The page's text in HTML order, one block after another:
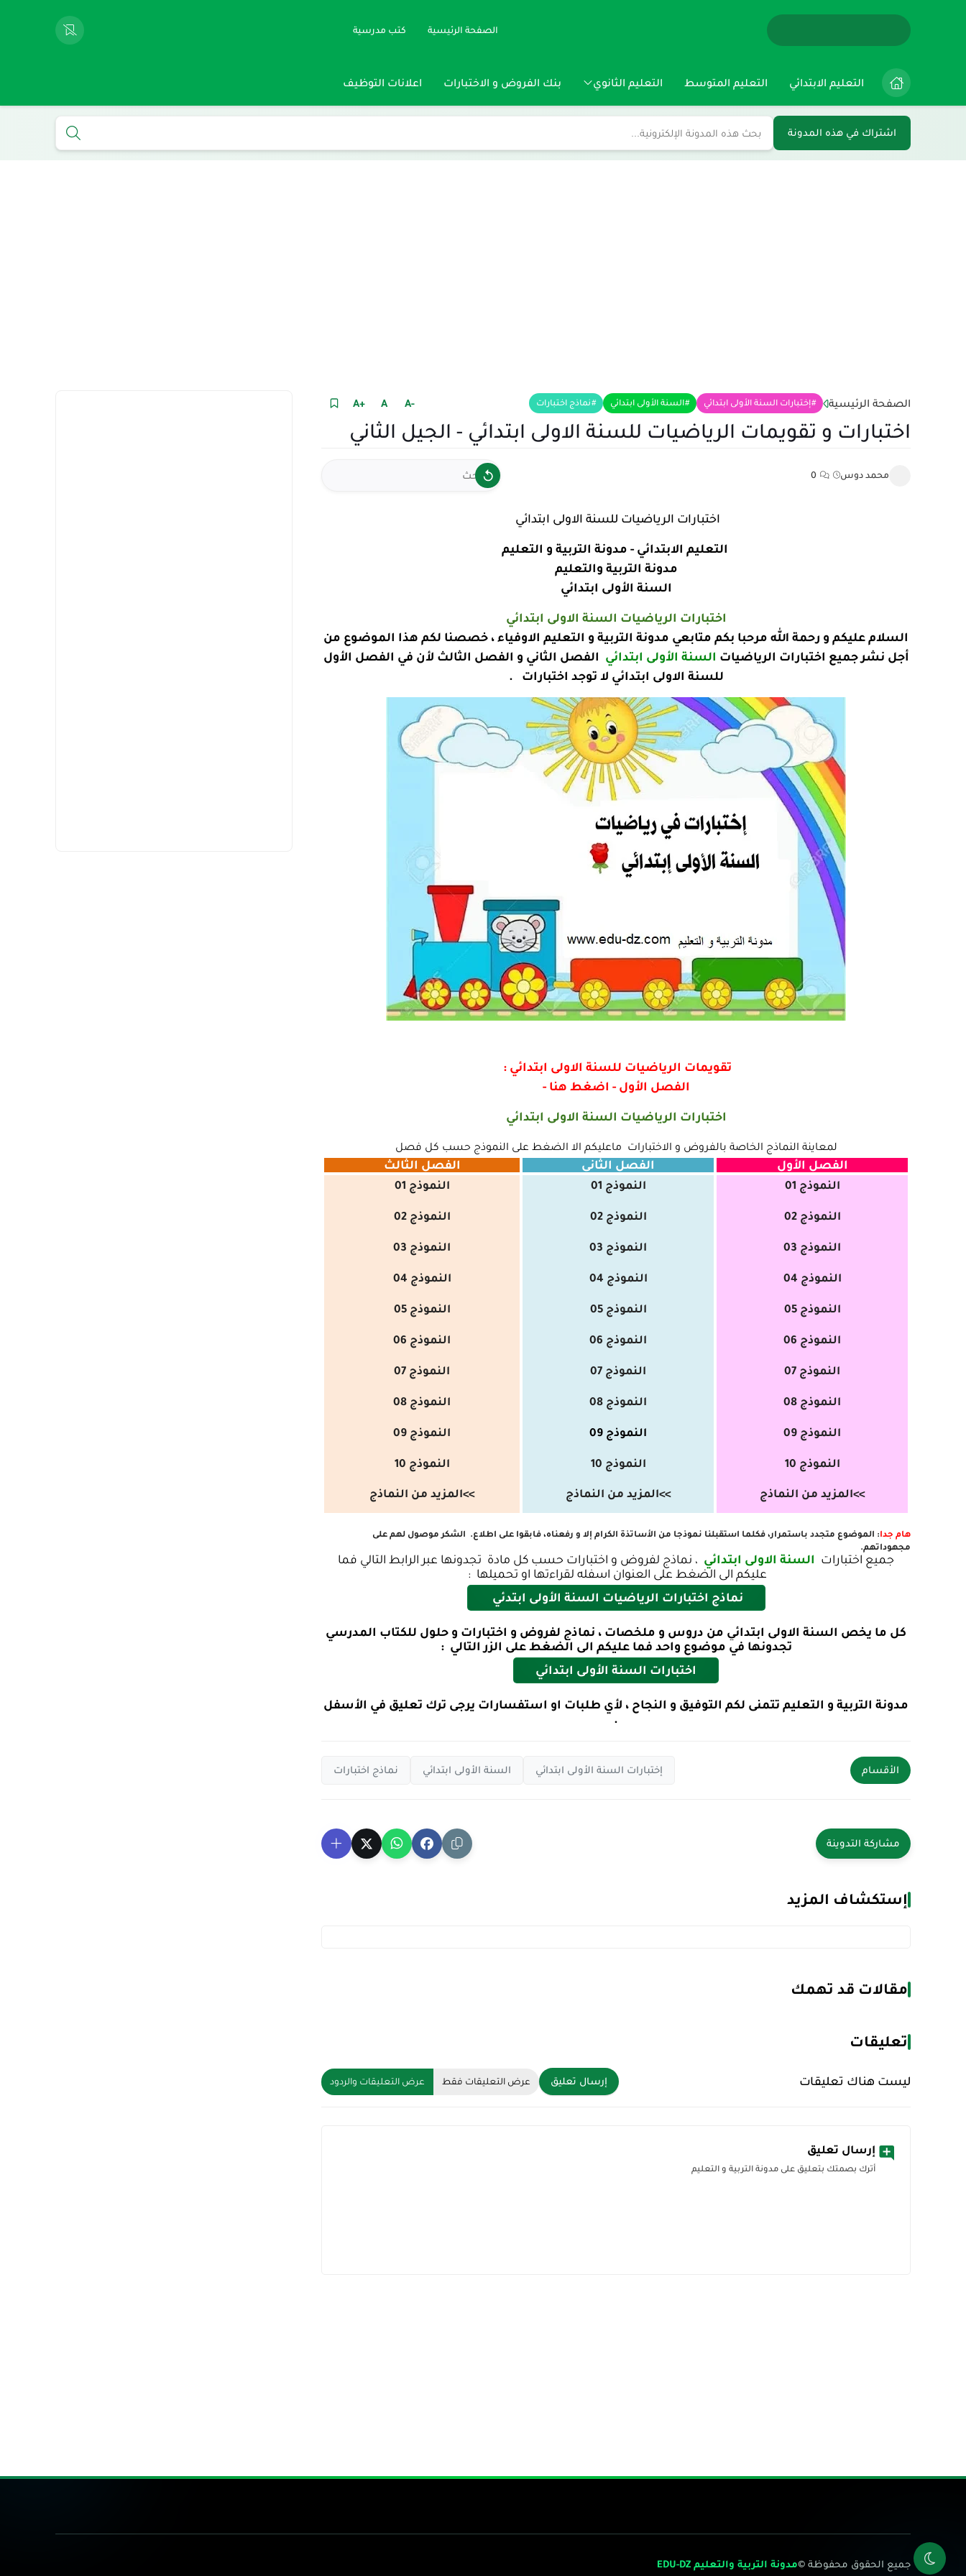
الصفحة الرئيسية كتب مدرسية
التعليم الابتدائي التعليم المتوسط التعليم الثانوي بنك الفروض و الاختبارات اعلانات التوظيف
اشتراك في هذه المدونة
الصفحة الرئيسية إختبارات السنة الأولى ابتدائي السنة الأولى ابتدائي نماذج اختبارات +A A -A
اختبارات و تقويمات الرياضيات للسنة الاولى ابتدائي - الجيل الثاني
محمد دوس 0
اختبارات الرياضيات للسنة الاولى ابتدائي
التعليم الابتدائي - مدونة التربية و التعليم
مدونة التربية والتعليم
السنة الأولى ابتدائي
اختبارات الرياضيات السنة الاولى ابتدائي
السلام عليكم و رحمة الله مرحبا بكم متابعي مدونة التربية و التعليم الاوفياء ، خصصنا لكم هذا الموضوع من
أجل نشر جميع اختبارات الرياضيات السنة الأولى ابتدائي الفصل الثاني و الفصل الثالث لأن في الفصل الأول
للسنة الاولى ابتدائي لا توجد اختبارات .
تقويمات الرياضيات للسنة الاولى ابتدائي :
الفصل الأول - اضغط هنا-
اختبارات الرياضيات السنة الاولى ابتدائي
لمعاينة النماذج الخاصة بالفروض و الاختبارات ماعليكم الا الضغط على النموذج حسب كل فصل
الفصل الأول الفصل الثاني الفصل الثالث
النموذج 01
النموذج 02
النموذج 03
النموذج 04
النموذج 05
النموذج 06
النموذج 07
النموذج 08
النموذج 09
النموذج 10
>>المزيد من النماذج
النموذج 01
النموذج 02
النموذج 03
النموذج 04
النموذج 05
النموذج 06
النموذج 07
النموذج 08
النموذج 09
النموذج 10
>>المزيد من النماذج
النموذج 01
النموذج 02
النموذج 03
النموذج 04
النموذج 05
النموذج 06
النموذج 07
النموذج 08
النموذج 09
النموذج 10
>>المزيد من النماذج
هام جدا: الموضوع متجدد باستمرار، فكلما استقبلنا نموذجا من الأساتذة الكرام إلا و رفعناه، فابقوا على اطلاع.
الشكر موصول لهم على
مجهوداتهم.
جميع اختبارات السنة الاولى ابتدائي ، نماذج لفروض و اختبارات حسب كل مادة تجدونها عبر الرابط التالي فما
عليكم الى الضغط على العنوان اسفله لقراءتها او تحميلها :
نماذج اختبارات الرياضيات السنة الأولى ابتدئي
كل ما يخص السنة الاولى ابتدائي من دروس و ملخصات ، نماذج لفروض و اختبارات و حلول للكتاب المدرسي
تجدونها في موضوع واحد فما عليكم الى الضغط على الزر التالي :
اختبارات السنة الأولى ابتدائي
مدونة التربية و التعليم تتمنى لكم التوفيق و النجاح ، لأي طلبات او استفسارات يرجى ترك تعليق في الأسفل
.
الأقسام إختبارات السنة الأولى ابتدائي السنة الأولى ابتدائي نماذج اختبارات
إستكشاف المزيد
مقالات قد تهمك
تعليقات
ليست هناك تعليقات إرسال تعليق عرض التعليقات فقط عرض التعليقات والردود
إرسال تعليق
أترك بصمتك بتعليق على مدونة التربية و التعليم
جميع الحقوق محفوظة ©مدونة التربية والتعليم EDU-DZ